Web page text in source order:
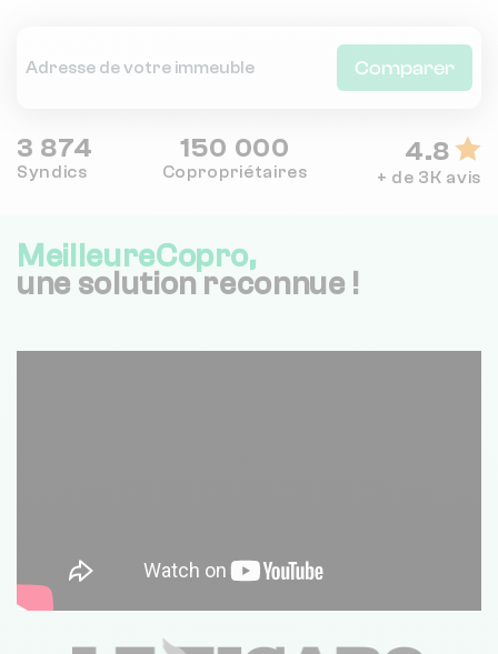
Comparer
3 874
Syndics
150 000
Copropriétaires
4.8
+ de 3K avis
MeilleureCopro,
une solution reconnue !